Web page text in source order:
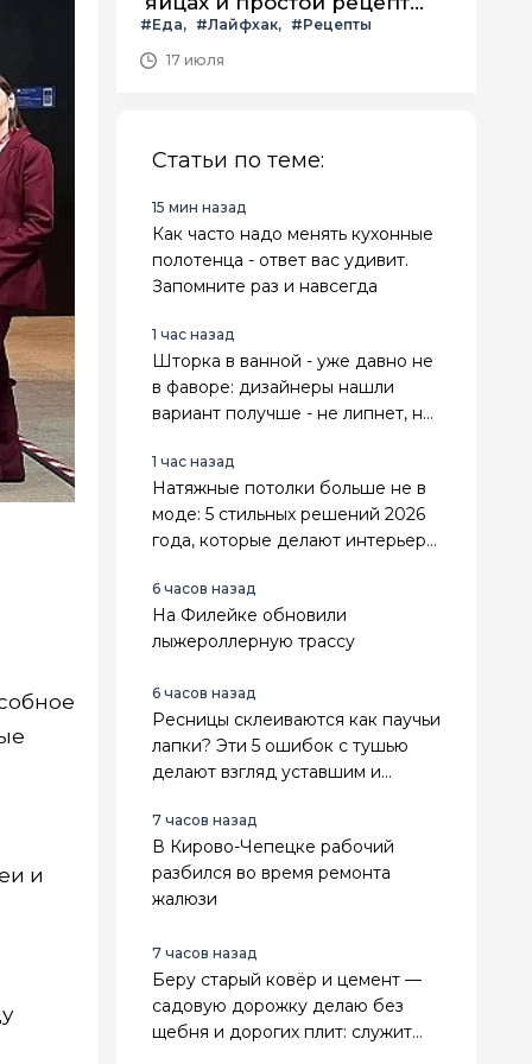
и
летнего салата с ним
#Еда #Лайфхак
#Рецепты
17 июля
Статьи по теме:
15 мин назад
Как часто надо менять кухонные
полотенца - ответ вас удивит.
Запомните раз и навсегда
1 час назад
Шторка в ванной - уже давно не
в фаворе: дизайнеры нашли
вариант получше - не липнет, не
1 час назад
Натяжные потолки больше не в
моде: 5 стильных решений 2026
года, которые делают интерьер
6 часов назад
На Филейке обновили
лыжероллерную трассу
6 часов назад
Ресницы склеиваются как паучьи
лапки? Эти 5 ошибок с тушью
делают взгляд уставшим и
7 часов назад
В Кирово-Чепецке рабочий
разбился во время ремонта
жалюзи
7 часов назад
Беру старый ковёр и цемент —
садовую дорожку делаю без
щебня и дорогих плит: служит